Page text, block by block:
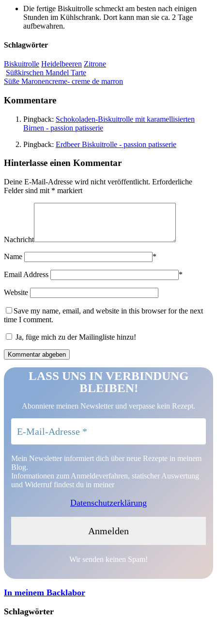
Die fertige Biskuitrolle schmeckt am besten nach einigen
Stunden im Kühlschrank. Dort kann man sie ca. 2 Tage
aufbewahren.
Schlagwörter
Biskuitrolle Heidelbeeren Zitrone
Süßkirschen Mandel Tarte
Süße Maronencreme- creme de marron
Kommentare
Pingback: Schokoladen-Biskuitrolle mit karamellisierten
Birnen - passion patisserie
Pingback: Erdbeer Biskuitrolle - passion patisserie
Hinterlasse einen Kommentar
Deine E-Mail-Adresse wird nicht veröffentlicht. Erforderliche
Felder sind mit * markiert
Nachricht
Name *
Email Address *
Website
Save my name, email, and website in this browser for the next
time I comment.
Ja, füge mich zu der Mailingliste hinzu!
LASS UNS IN VERBINDUNG
BLEIBEN!
Abonniere meinen Newsletter und verpasse kein Rezept.
Mein Newsletter informiert dich über neue Rezepte in meinem
Blog.
Informationen zum Anmeldeverfahren, statischer Auswertung
und Widerruf findest du in meiner
Datenschutzerklärung
Wir senden keinen Spam!
In meinem Backlabor
Schlagwörter